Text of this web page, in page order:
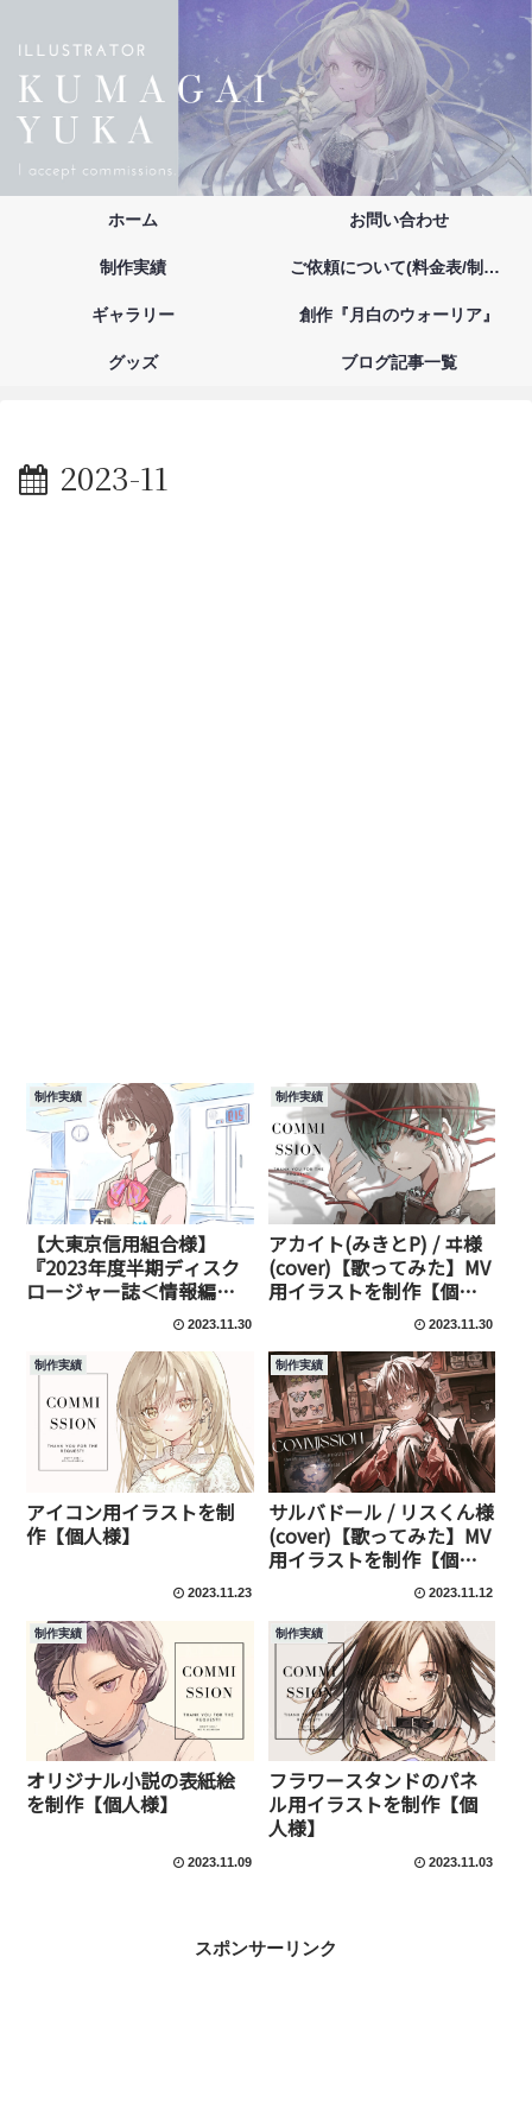
ホーム お問い合わせ
制作実績 ご依頼について(料金表/制作の流れ/注意事項/お支払い方法)
ギャラリー 創作『月白のウォーリア』
グッズ ブログ記事一覧
2023-11
制作実績
【大東京信用組合様】
『2023年度半期ディスク
ロージャー誌＜情報編
＞』の表紙・中面カット
イラストを制作【企業
様】
2023.11.30
制作実績
アカイト(みきとP) / ヰ様
(cover)【歌ってみた】MV
用イラストを制作【個人
2023.11.30
制作実績
アイコン用イラストを制
作【個人様】
2023.11.23
制作実績
サルバドール / リスくん様
(cover)【歌ってみた】MV
用イラストを制作【個人
2023.11.12
制作実績
オリジナル小説の表紙絵
を制作【個人様】
2023.11.09
制作実績
フラワースタンドのパネ
ル用イラストを制作【個
人様】
2023.11.03
スポンサーリンク